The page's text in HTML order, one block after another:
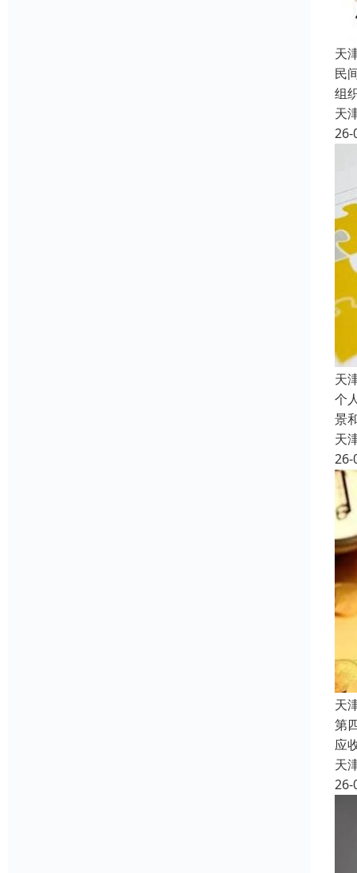
天
民
组
天
26-
天
个
景
天
26-
天
第
应
天
26-